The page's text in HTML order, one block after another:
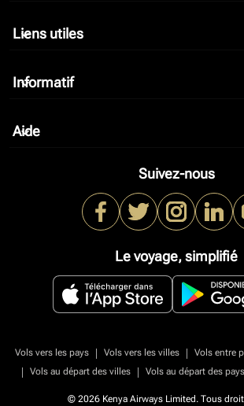
Liens utiles
keyboard_arrow_down
Informatif
keyboard_arrow_down
Aide
keyboard_arrow_down
Suivez-nous
Le voyage, simplifié
Vols vers les pays | Vols vers les villes | Vols entre
|
Vols au départ des villes | Vols au départ des pays
© 2026 Kenya Airways Limited. Tous